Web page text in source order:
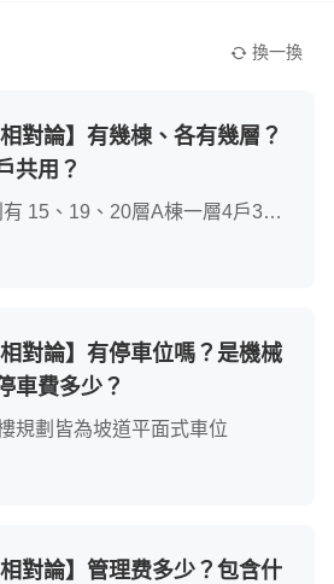
換一換
對論】有幾棟、各有幾層？
共用？
15、19、20層A棟一層4戶3部
電梯
對論】有停車位嗎？是機械
車費多少？
規劃皆為坡道平面式車位
對論】管理费多少？包含什